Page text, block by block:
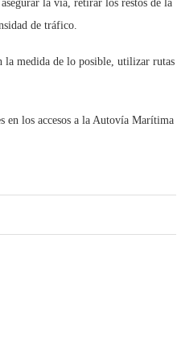
la vía, retirar los restos de la
de tráfico.
la medida de lo posible, utilizar rutas
en los accesos a la Autovía Marítima